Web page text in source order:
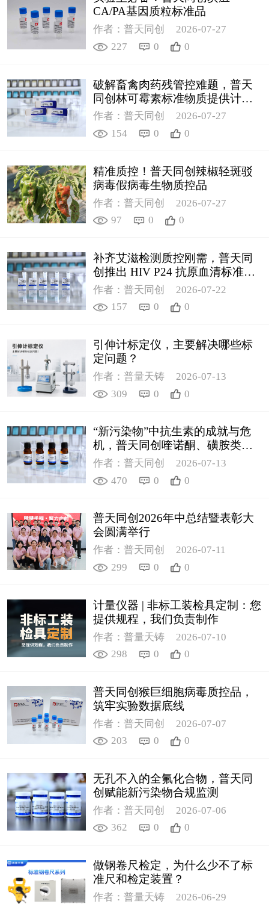
CA/PA基因质粒标准品
作者：普天同创
2026-07-27
227
0 0
破解畜禽肉药残管控难题，普天
同创林可霉素标准物质提供计量
支撑
作者：普天同创
2026-07-27
154
0 0
精准质控！普天同创辣椒轻斑驳
病毒假病毒生物质控品
作者：普天同创
2026-07-27
97
0 0
补齐艾滋检测质控刚需，普天同
创推出 HIV P24 抗原血清标准物
质
作者：普天同创
2026-07-22
157
0 0
引伸计标定仪，主要解决哪些标
定问题？
作者：普量天铸
2026-07-13
309
0 0
“新污染物”中抗生素的成就与危
机，普天同创喹诺酮、磺胺类质
控新品筑牢环境安全防线
作者：普天同创
2026-07-13
470
0 0
普天同创2026年中总结暨表彰大
会圆满举行
作者：普天同创
2026-07-11
299
0 0
计量仪器 | 非标工装检具定制：您
提供规程，我们负责制作
作者：普量天铸
2026-07-10
298
0 0
普天同创猴巨细胞病毒质控品，
筑牢实验数据底线
作者：普天同创
2026-07-07
203
0 0
无孔不入的全氟化合物，普天同
创赋能新污染物合规监测
作者：普天同创
2026-07-06
362
0 0
做钢卷尺检定，为什么少不了标
准尺和检定装置？
作者：普量天铸
2026-06-29